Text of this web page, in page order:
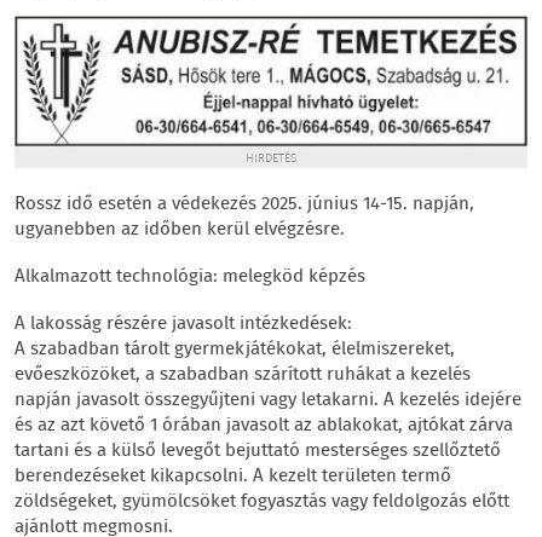
HIRDETÉS
Rossz idő esetén a védekezés 2025. június 14-15. napján,
ugyanebben az időben kerül elvégzésre.
Alkalmazott technológia: melegköd képzés
A lakosság részére javasolt intézkedések:
A szabadban tárolt gyermekjátékokat, élelmiszereket,
evőeszközöket, a szabadban szárított ruhákat a kezelés
napján javasolt összegyűjteni vagy letakarni. A kezelés idejére
és az azt követő 1 órában javasolt az ablakokat, ajtókat zárva
tartani és a külső levegőt bejuttató mesterséges szellőztető
berendezéseket kikapcsolni. A kezelt területen termő
zöldségeket, gyümölcsöket fogyasztás vagy feldolgozás előtt
ajánlott megmosni.